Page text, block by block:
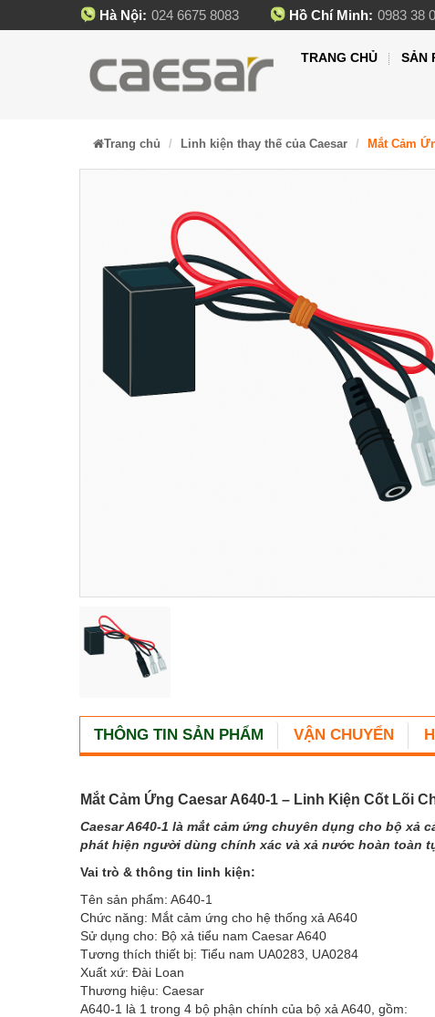
Hà Nội: 024 6675 8083 Hồ Chí Minh: 0983 38
TRANG CHỦ SẢN
Trang chủ Linh kiện thay thế của Caesar Mắt Cảm
THÔNG TIN SẢN PHẨM VẬN CHUYỂN
Mắt Cảm Ứng Caesar A640-1 – Linh Kiện Cốt Lõi
Caesar A640-1 là mắt cảm ứng chuyên dụng cho bộ xả
phát hiện người dùng chính xác và xả nước hoàn toàn
Vai trò & thông tin linh kiện:
Tên sản phẩm: A640-1
Chức năng: Mắt cảm ứng cho hệ thống xả A640
Sử dụng cho: Bộ xả tiểu nam Caesar A640
Tương thích thiết bị: Tiểu nam UA0283, UA0284
Xuất xứ: Đài Loan
Thương hiệu: Caesar
A640-1 là 1 trong 4 bộ phận chính của bộ xả A640, gồm: